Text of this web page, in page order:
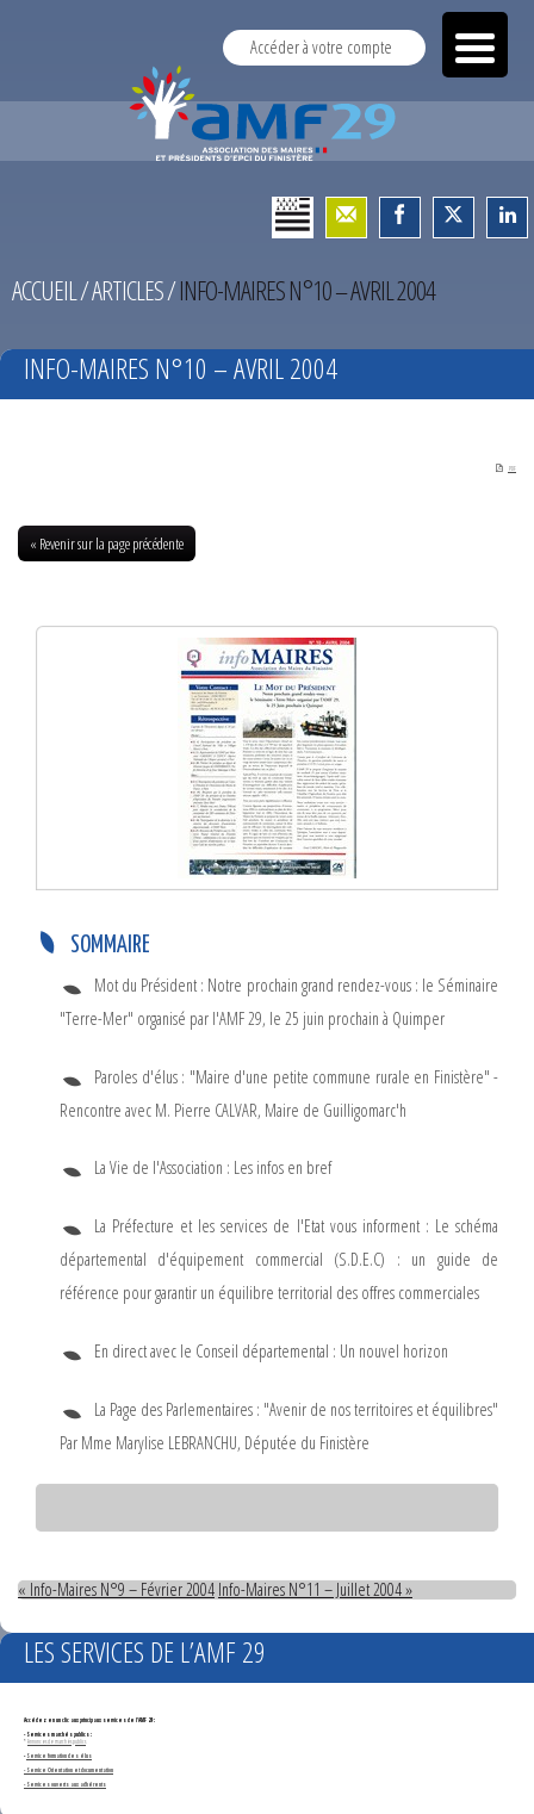
Accéder à votre compte
ACCUEIL/ARTICLES/INFO-MAIRES N°10 – AVRIL 2004
INFO-MAIRES N°10 – AVRIL 2004
PDF
« Revenir sur la page précédente
SOMMAIRE
Mot du Président : Notre prochain grand rendez-vous : le Séminaire
"Terre-Mer" organisé par l'AMF 29, le 25 juin prochain à Quimper
Paroles d'élus : "Maire d'une petite commune rurale en Finistère" -
Rencontre avec M. Pierre CALVAR, Maire de Guilligomarc'h
La Vie de l'Association : Les infos en bref
La Préfecture et les services de l'Etat vous informent : Le schéma
départemental d'équipement commercial (S.D.E.C) : un guide de
référence pour garantir un équilibre territorial des offres commerciales
En direct avec le Conseil départemental : Un nouvel horizon
La Page des Parlementaires : "Avenir de nos territoires et équilibres"
Par Mme Marylise LEBRANCHU, Députée du Finistère
« Info-Maires N°9 – Février 2004 Info-Maires N°11 – Juillet 2004 »
LES SERVICES DE L’AMF 29
Accédez en un clic aux principaux services de l'AMF 29 :
- Services marchés publics :
*Annonces de marchés publics
-Service formation des élus
- Service Orientation et documentation
- Services ouverts aux adhérents